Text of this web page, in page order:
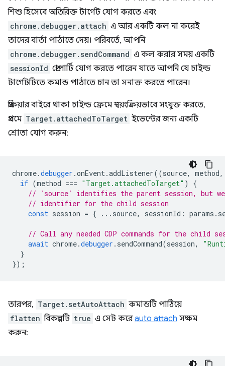
শিশু হিসেবে অতিরিক্ত টার্গেট যোগ করতে এবং
chrome.debugger.attach এ আর একটি কল না করেই
তাদের বার্তা পাঠাতে দেয়। পরিবর্তে, আপনি
chrome.debugger.sendCommand এ কল করার সময় একটি
sessionId প্রোপার্টি যোগ করতে পারেন যাতে আপনি যে চাইল্ড
টার্গেটটিতে কমান্ড পাঠাতে চান তা সনাক্ত করতে পারেন।
প্রক্রিয়ার বাইরে থাকা চাইল্ড ফ্রেমে স্বয়ংক্রিয়ভাবে সংযুক্ত করতে,
প্রথমে Target.attachedToTarget ইভেন্টের জন্য একটি
শ্রোতা যোগ করুন:
chrome.debugger .onEvent.addListener((source, method,
if (method === "Target.attachedToTarget" )
{
// `source` identifies the parent session, but we
// identifier for the child session
const session = { ... source, sessionId : params .
// Call any needed CDP commands for the child
await chrome.debugger . sendCommand(session,
}
});
তারপর, Target.setAutoAttach কমান্ডটি পাঠিয়ে
flatten বিকল্পটি true এ সেট করেauto attach সক্ষম
করুন: